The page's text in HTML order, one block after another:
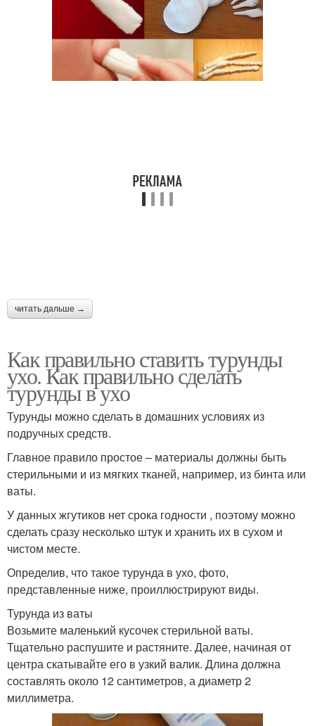
читать дальше →
Как правильно ставить турунды
ухо. Как правильно сделать
турунды в ухо
Турунды можно сделать в домашних условиях из
подручных средств.
Главное правило простое – материалы должны быть
стерильными и из мягких тканей, например, из бинта или
ваты.
У данных жгутиков нет срока годности , поэтому можно
сделать сразу несколько штук и хранить их в сухом и
чистом месте.
Определив, что такое турунда в ухо, фото,
представленные ниже, проиллюстрируют виды.
Турунда из ваты
Возьмите маленький кусочек стерильной ваты.
Тщательно распушите и растяните. Далее, начиная от
центра скатывайте его в узкий валик. Длина должна
составлять около 12 сантиметров, а диаметр 2
миллиметра.